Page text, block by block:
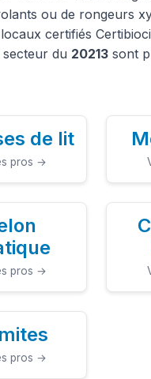
ou de rongeurs
certifiés
du 20213 sont
de lit
pros →
pros →
pros →